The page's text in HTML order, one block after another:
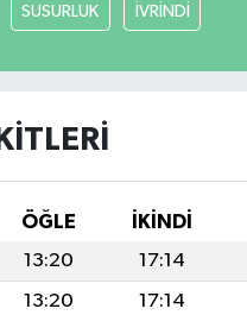
SUSURLUK İVRİNDİ
ÖĞLE İKINDI
13:20 17:14
13:20 17:14